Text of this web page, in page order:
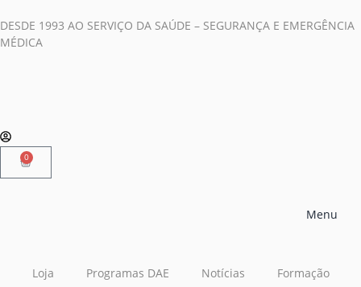
DESDE 1993 AO SERVIÇO DA SAÚDE – SEGURANÇA E EMERGÊNCIA
MÉDICA
0
Menu
Loja Programas DAE Notícias Formação